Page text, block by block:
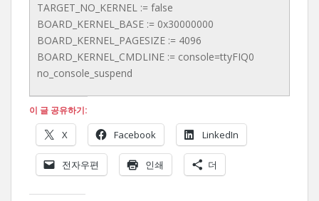
TARGET_NO_KERNEL := false
BOARD_KERNEL_BASE := 0x30000000
BOARD_KERNEL_PAGESIZE := 4096
BOARD_KERNEL_CMDLINE := console=ttyFIQ0
no_console_suspend
이 글 공유하기:
X Facebook LinkedIn
전자우편 인쇄 더